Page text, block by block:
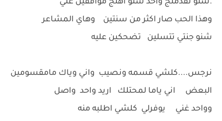
.شنو تقدملج واحد شنو اهلج موافقين علي
وهذا الحب صار اكثر من سنتين وهاي المشاعر
شنو جنتي تتسلين تضحكين عليه
نرجس....كلشي قسمه ونصيب واني وياك مامقسومين
البعض اني ياما لمحتلك اريد واحد واصل
وواحد غني يوفرلي كلشي اطلبه منه